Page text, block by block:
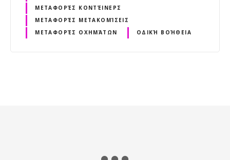
ΜΕΤΑΦΟΡΈΣ ΚΟΝΤΈΙΝΕΡΣ
ΜΕΤΑΦΟΡΈΣ ΜΕΤΑΚΟΜΊΣΕΙΣ
ΜΕΤΑΦΟΡΈΣ ΟΧΗΜΆΤΩΝ
ΟΔΙΚΉ ΒΟΉΘΕΙΑ